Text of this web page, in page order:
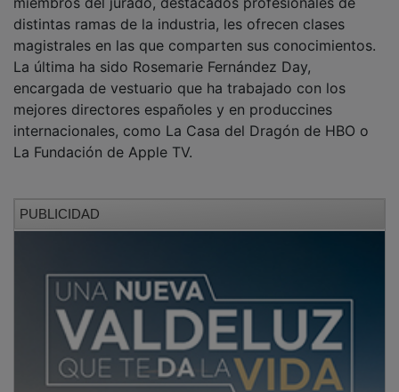
distintas ramas de la industria, les ofrecen clases
magistrales en las que comparten sus conocimientos.
La última ha sido Rosemarie Fernández Day,
encargada de vestuario que ha trabajado con los
mejores directores españoles y en produccines
internacionales, como La Casa del Dragón de HBO o
La Fundación de Apple TV.